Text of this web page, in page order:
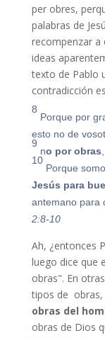
per obres,
palabras de
recompenzar a
ideas
texto de Pablo
contradicción
8
Porque por
esto no de
9
no por obras
10
Porque
Jesús para
antemano para
2:8-10
Ah, ¿entonces
luego dice que
obras". En
tipos de obras,
obras del
obras de Dios